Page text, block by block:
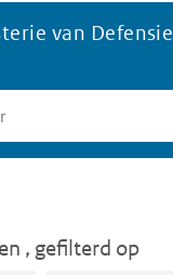
van Defensie
, gefilterd op